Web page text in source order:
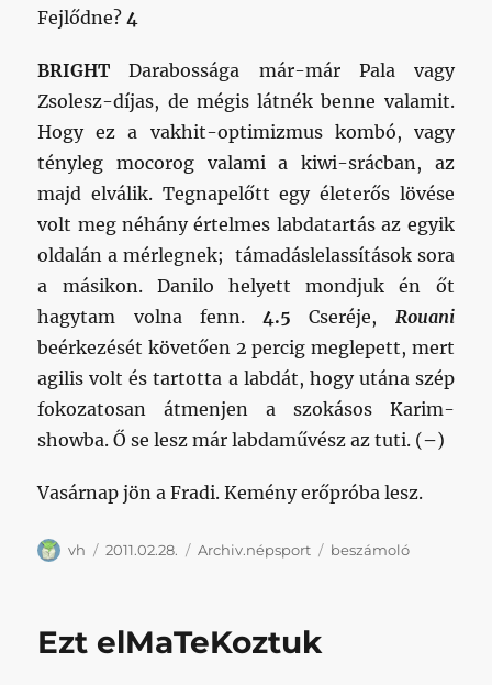
Fejlődne?4
BRIGHTDarabossága már-már Pala vagy
Zsolesz-díjas, de mégis látnék benne valamit.
Hogy ez a vakhit-optimizmus kombó, vagy
tényleg mocorog valami a kiwi-srácban, az
majd elválik. Tegnapelőtt egy életerős lövése
volt meg néhány értelmes labdatartás az egyik
oldalán a mérlegnek; támadáslelassítások sora
a másikon. Danilo helyett mondjuk én őt
hagytam volna fenn.4.5 Cseréje, Rouani
beérkezését követően 2 percig meglepett, mert
agilis volt és tartotta a labdát, hogy utána szép
fokozatosan átmenjen a szokásos Karim-
showba. Ő se lesz már labdaművész az tuti. (–)
Vasárnap jön a Fradi. Kemény erőpróba lesz.
Szerző
vh Közzétéve
2011.02.28. Kategória
Archiv.népsport Címke
beszámoló
Ezt elMaTeKoztuk